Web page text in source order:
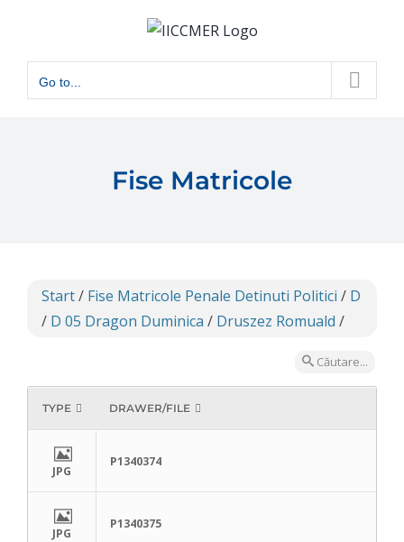
content
Go to...
Fise Matricole
Start/ Fise Matricole Penale Detinuti Politici / D
/ D 05 Dragon Duminica / Druszez Romuald /
Căutare...
TYPE DRAWER/FILE
JPG
P1340374
JPG
P1340375